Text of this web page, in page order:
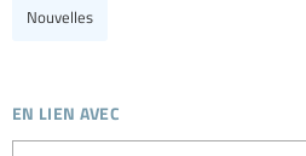
Nouvelles
en lien avec